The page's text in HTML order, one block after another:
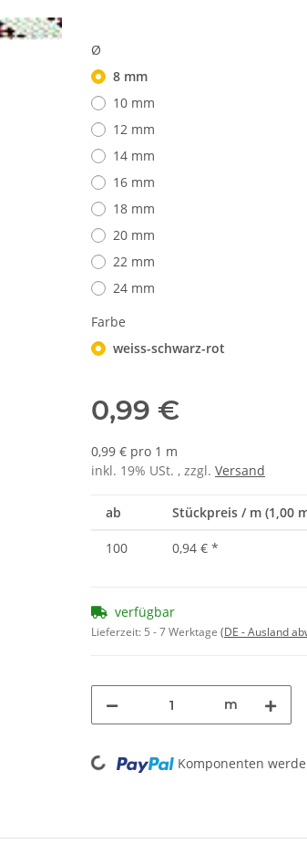
Ø
8 mm
10 mm
12 mm
14 mm
16 mm
18 mm
20 mm
22 mm
24 mm
Farbe
weiss-schwarz-rot
0,99 €
0,99 € pro 1 m
inkl. 19% USt. , zzgl. Versand
ab Stückpreis / m (1,00
100 0,94 € *
verfügbar
Lieferzeit: 5 - 7 Werktage (DE - Ausland
m
Loading... Komponenten